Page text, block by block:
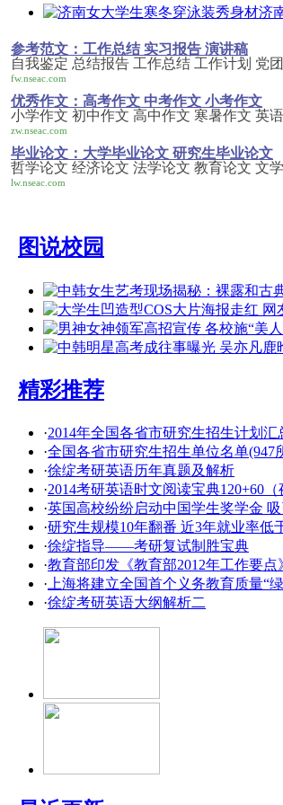
济
参考范文：工作总结 实习报告 演讲稿
自我鉴定 总结报告 工作总结 工作计划 党
fw.nseac.com
优秀作文：高考作文 中考作文 小考作文
小学作文 初中作文 高中作文 寒暑作文 英
zw.nseac.com
毕业论文：大学毕业论文 研究生毕业论文
哲学论文 经济论文 法学论文 教育论文 文
lw.nseac.com
图说校园
精彩推荐
·2014年全国各省市研究生招生计划汇
·全国各省市研究生招生单位名单(947
·徐绽考研英语历年真题及解析
·2014考研英语时文阅读宝典120+60
·英国高校纷纷启动中国学生奖学金
·研究生规模10年翻番 近3年就业率低
·徐绽指导——考研复试制胜宝典
·教育部印发《教育部2012年工作要点
·上海将建立全国首个义务教育质量“
·徐绽考研英语大纲解析二